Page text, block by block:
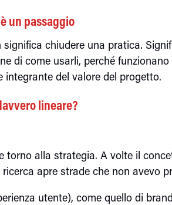
un passaggio
chiudere una pratica.
di come usarli, perché
integrante del valore del progetto.
lineare?
torno alla strategia. A volte il
apre strade che non avevo
utente), come quello di